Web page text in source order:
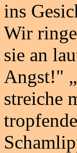
ins
Wir
sie an
Angst!"
streiche